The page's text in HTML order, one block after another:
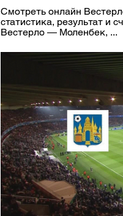
Смотреть онлайн
статистика, результат и
Вестерло — Моленбек, ...